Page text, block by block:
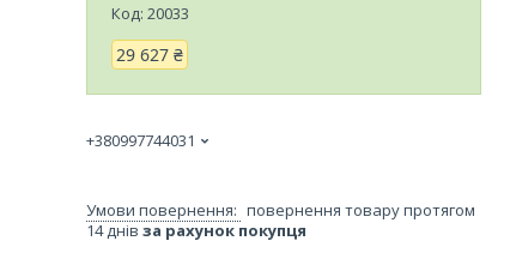
Код: 20033
29 627 ₴
+380997744031
повернення товару протягом
14 днів за рахунок покупця